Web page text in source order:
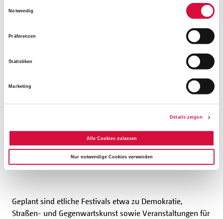
Notwendig
Präferenzen
Statistiken
Marketing
Details zeigen
Alle Cookies zulassen
Nur notwendige Cookies verwenden
Von Bonifatiuswerk gefördert: Die Beauftragte der
katholischen Kirche für die Europäische Kulturhauptstadt
Chemnitz Dr. Ulrike Lynn. (Foto: Theresa Meier)
Geplant sind etliche Festivals etwa zu Demokratie,
Straßen- und Gegenwartskunst sowie Veranstaltungen für